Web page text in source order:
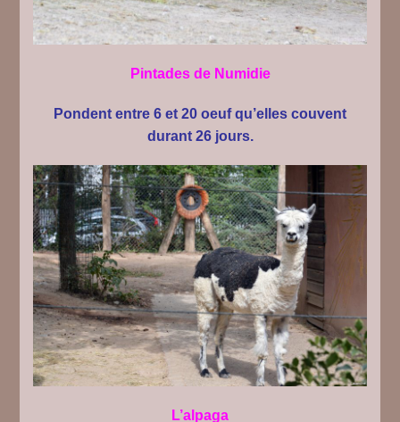
Pintades de Numidie
Pondent entre 6 et 20 oeuf qu’elles couvent
durant 26 jours.
L’alpaga